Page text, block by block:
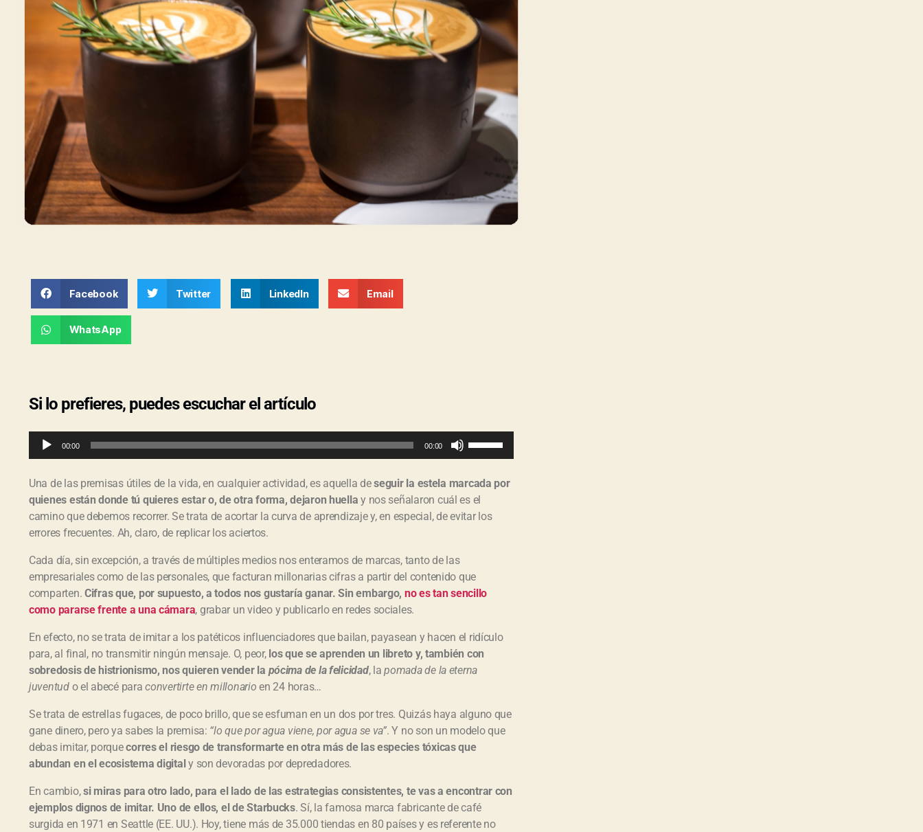
Facebook Twitter LinkedIn Email
WhatsApp
Si lo prefieres, puedes escuchar el artículo
r
o
d
u
c
o
r
d
e
a
d
o
00:00 00:00
t
i
i
z
l
e
l
d
f
l
a
a
r
a
/
a
Una de las premisas útiles de la vida, en cualquier actividad, es aquella deseguir la estela marcada por
quienes están donde tú quieres estar o, de otra forma, dejaron huella y nos señalaron cuál es el
camino que debemos recorrer. Se trata de acortar la curva de aprendizaje y, en especial, de evitar los
errores frecuentes. Ah, claro, de replicar los aciertos.
Cada día, sin excepción, a través de múltiples medios nos enteramos de marcas, tanto de las
empresariales como de las personales, que facturan millonarias cifras a partir del contenido que
comparten.Cifras que, por supuesto, a todos nos gustaría ganar. Sin embargo, no es tan sencillo
como pararse frente a una cámara, grabar un video y publicarlo en redes sociales.
En efecto, no se trata de imitar a los patéticos influenciadores que bailan, payasean y hacen el ridículo
para, al final, no transmitir ningún mensaje. O, peor, los que se aprenden un libreto y, también con
sobredosis de histrionismo, nos quieren vender la pócima de la felicidad, lapomada de la eterna
juventudo el abecé paraconvertirte en millonario en 24 horas…
Se trata de estrellas fugaces, de poco brillo, que se esfuman en un dos por tres. Quizás haya alguno que
gane dinero, pero ya sabes la premisa: “lo que por agua viene, por agua se va”. Y no son un modelo que
debas imitar, porquecorres el riesgo de transformarte en otra más de las especies tóxicas que
abundan en el ecosistema digital y son devoradas por depredadores.
En cambio,si miras para otro lado, para el lado de las estrategias consistentes, te vas a encontrar con
ejemplos dignos de imitar. Uno de ellos, el de Starbucks. Sí, la famosa marca fabricante de café
surgida en 1971 en Seattle (EE. UU.). Hoy, tiene más de 35.000 tiendas en 80 países y es referente no